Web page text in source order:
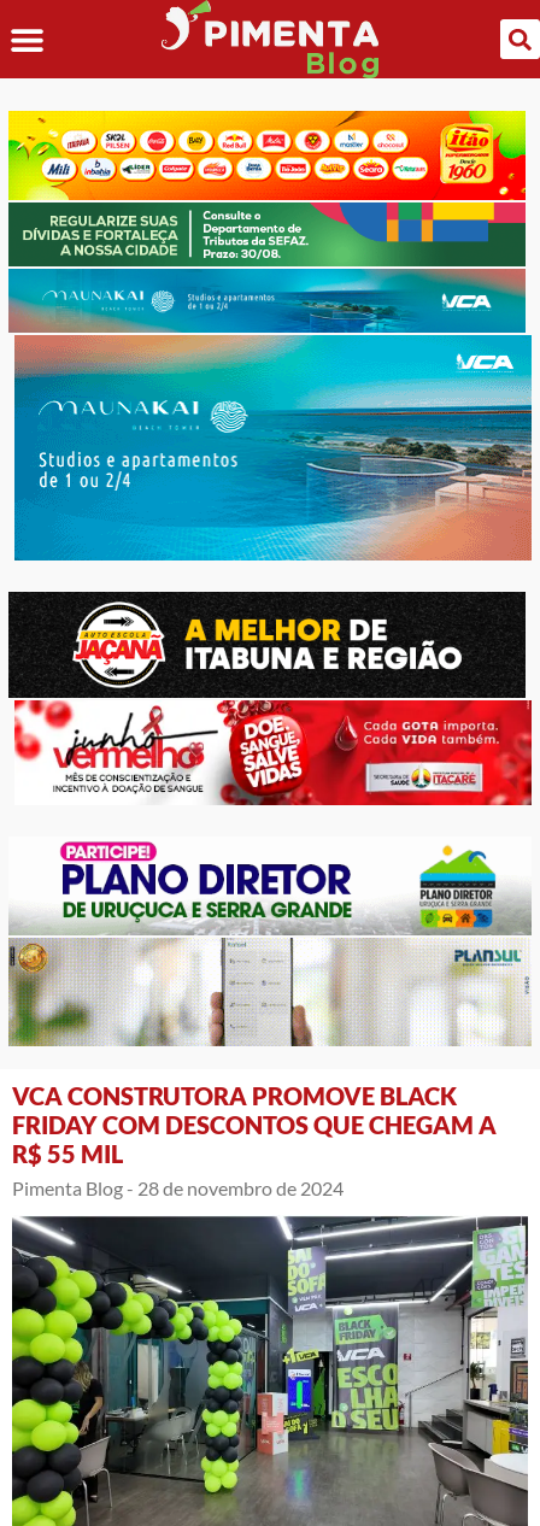
VCA CONSTRUTORA PROMOVE BLACK
FRIDAY COM DESCONTOS QUE CHEGAM A
R$ 55 MIL
Pimenta Blog - 28 de novembro de 2024